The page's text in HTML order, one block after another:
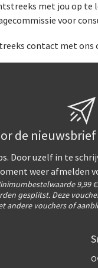
met jou op
voor
contact met
de
Door uzelf in te
weer afmelden
9,99
gesplitst. Deze
andere vouchers of